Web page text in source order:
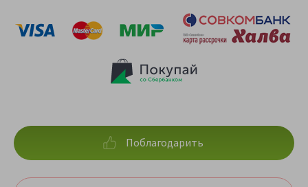
Поблагодарить